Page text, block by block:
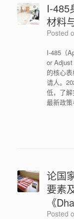
I-485
材料
Posted
I-485（
or Adjust
的核心
请人。
低，了
最新政策
论国
要素
《
Posted